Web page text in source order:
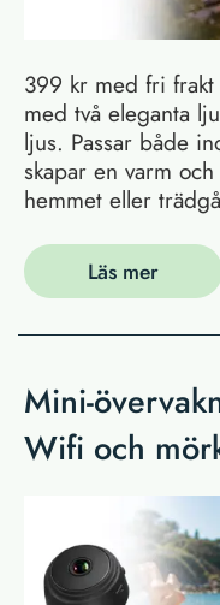
399 kr med fri
med två eleganta
ljus. Passar både
skapar en varm
hemmet eller
Läs mer
Mini-
Wifi och